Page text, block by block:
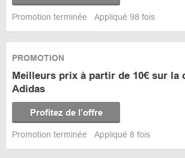
Promotion terminée Appliqué 98 fois
PROMOTION
Meilleurs prix à partir de 10€ sur la
Adidas
Profitez de l’offre
Promotion terminée Appliqué 8 fois